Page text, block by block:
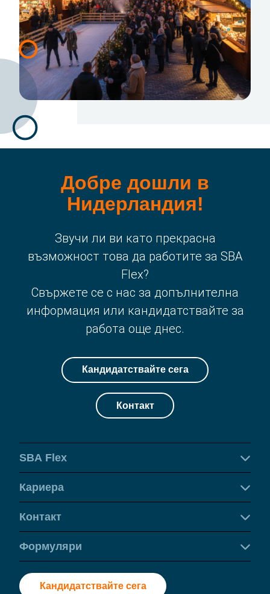
Добре дошли в
Нидерландия!
Звучи ли ви като прекрасна
възможност това да работите за SBA
Flex?
Свържете се с нас за допълнителна
информация или кандидатствайте за
работа още днес.
Кандидатствайте сега
Контакт
SBA Flex
Кариера
Контакт
Формуляри
Кандидатствайте сега